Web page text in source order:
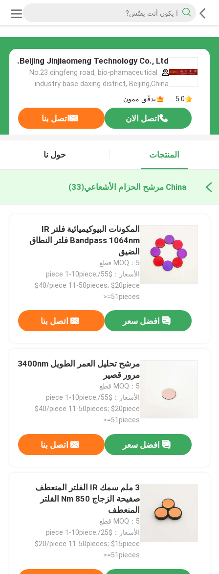
Beijing Jinjiaomeng Technology Co., Ltd.
No.23 qingfeng road, bio-phamaceutical
industry base daxing district, Beijing,China
5.0
يدقّق ممون
اتصل الان اتصل بنا
المنتجات حول نا
China مرشح الحزام الأشعاعي (33)
المكونات البيوكيميائية فلتر IR
Bandpass 1064nm فلتر النطاق
الضيق
MOQ：5 قطع
الأسعار：$55/piece 1-10piece;
$40/piece 11-50pieces; $20piece
>=51pieces
افضل سعر اتصل بنا
مرشح تحليل العمر الطويل 3400nm
مرور قصير
MOQ：5 قطع
الأسعار：$55/piece 1-10piece;
$40/piece 11-50pieces; $20piece
>=51pieces
افضل سعر اتصل بنا
3 ملم سمك IR الفلتر المنعطف
صفيحة الزجاج 850 Nm الفلتر
المنعطف
MOQ：5 قطع
الأسعار：$25/piece 1-10piece;
$20/piece 11-50pieces; $15piece
>=51pieces